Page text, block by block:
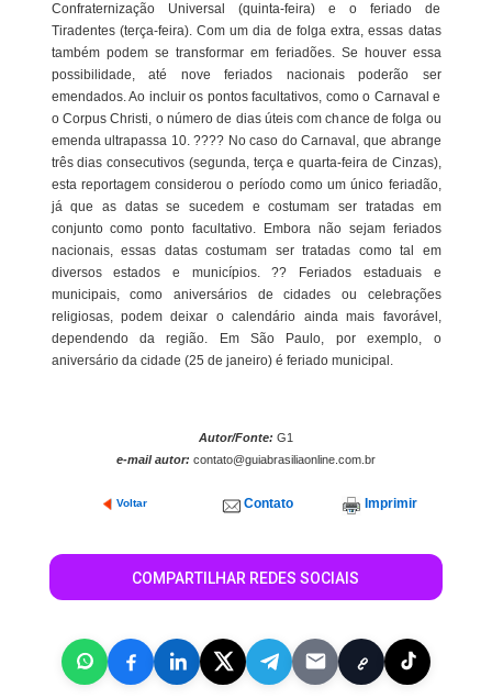
Confraternização Universal (quinta-feira) e o feriado de
Tiradentes (terça-feira). Com um dia de folga extra, essas datas
também podem se transformar em feriadões. Se houver essa
possibilidade, até nove feriados nacionais poderão ser
emendados. Ao incluir os pontos facultativos, como o Carnaval e
o Corpus Christi, o número de dias úteis com chance de folga ou
emenda ultrapassa 10. ???? No caso do Carnaval, que abrange
três dias consecutivos (segunda, terça e quarta-feira de Cinzas),
esta reportagem considerou o período como um único feriadão,
já que as datas se sucedem e costumam ser tratadas em
conjunto como ponto facultativo. Embora não sejam feriados
nacionais, essas datas costumam ser tratadas como tal em
diversos estados e municípios. ?? Feriados estaduais e
municipais, como aniversários de cidades ou celebrações
religiosas, podem deixar o calendário ainda mais favorável,
dependendo da região. Em São Paulo, por exemplo, o
aniversário da cidade (25 de janeiro) é feriado municipal.
Autor/Fonte: G1
e-mail autor: contato@guiabrasiliaonline.com.br
Voltar Contato Imprimir
COMPARTILHAR REDES SOCIAIS